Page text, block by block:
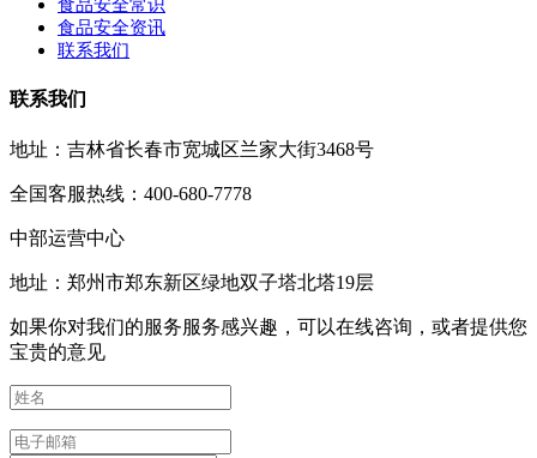
食品安全常识
食品安全资讯
联系我们
联系我们
地址：吉林省长春市宽城区兰家大街3468号
全国客服热线：400-680-7778
中部运营中心
地址：郑州市郑东新区绿地双子塔北塔19层
如果你对我们的服务服务感兴趣，可以在线咨询，或者提供您
宝贵的意见